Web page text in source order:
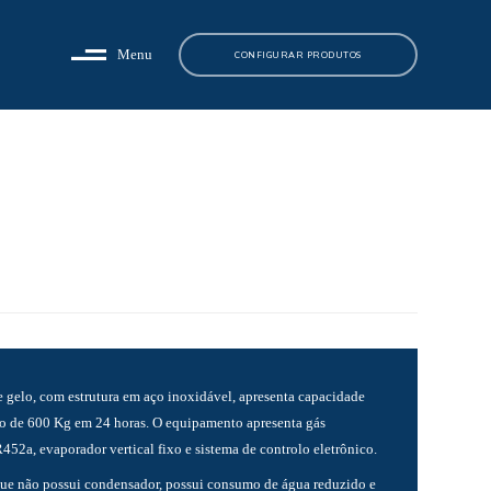
Menu CONFIGURAR PRODUTOS
gelo, com estrutura em aço inoxidável, apresenta capacidade
de 600 Kg em 24 horas. O equipamento apresenta gás
evaporador vertical fixo e sistema de controlo eletrônico.
não possui condensador, possui consumo de água reduzido e